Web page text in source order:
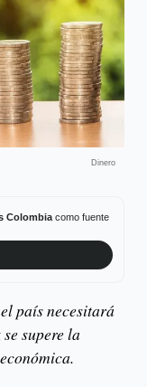
Dinero
Colombiacomo fuente
país necesitará
supere la